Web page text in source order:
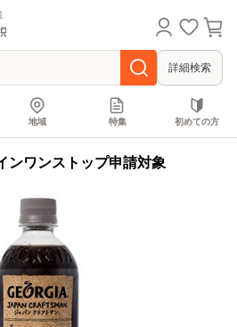
詳細検索
地域 特集 初めての方
ンワンストップ申請対象